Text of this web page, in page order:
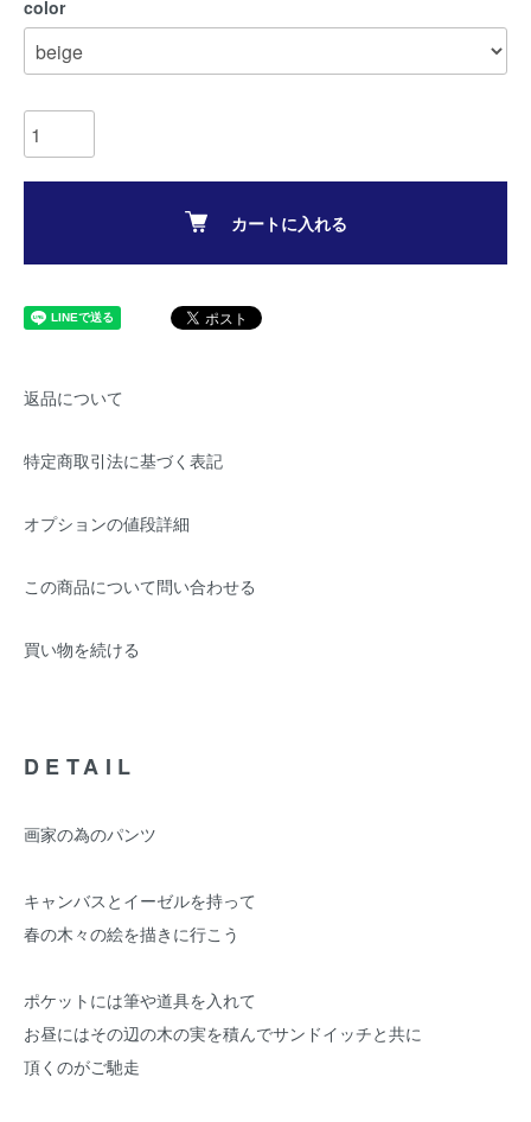
color
カートに入れる
返品について
特定商取引法に基づく表記
オプションの値段詳細
この商品について問い合わせる
買い物を続ける
DETAIL
画家の為のパンツ
キャンバスとイーゼルを持って
春の木々の絵を描きに行こう
ポケットには筆や道具を入れて
お昼にはその辺の木の実を積んでサンドイッチと共に
頂くのがご馳走